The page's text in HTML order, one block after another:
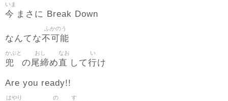
今
いま
まさに Break Down
なんてな不可能
ふかのう
兜
かぶと
の尾締
おし
め直
なお
して行
い
け
Are you ready!!
はやり の す